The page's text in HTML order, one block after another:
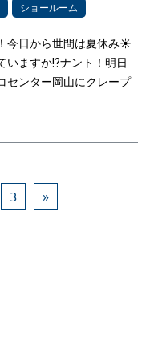
ショールーム
今日から世間は夏休み☀
いますか⁉ナント！明日
センター岡山にクレープ
3 »